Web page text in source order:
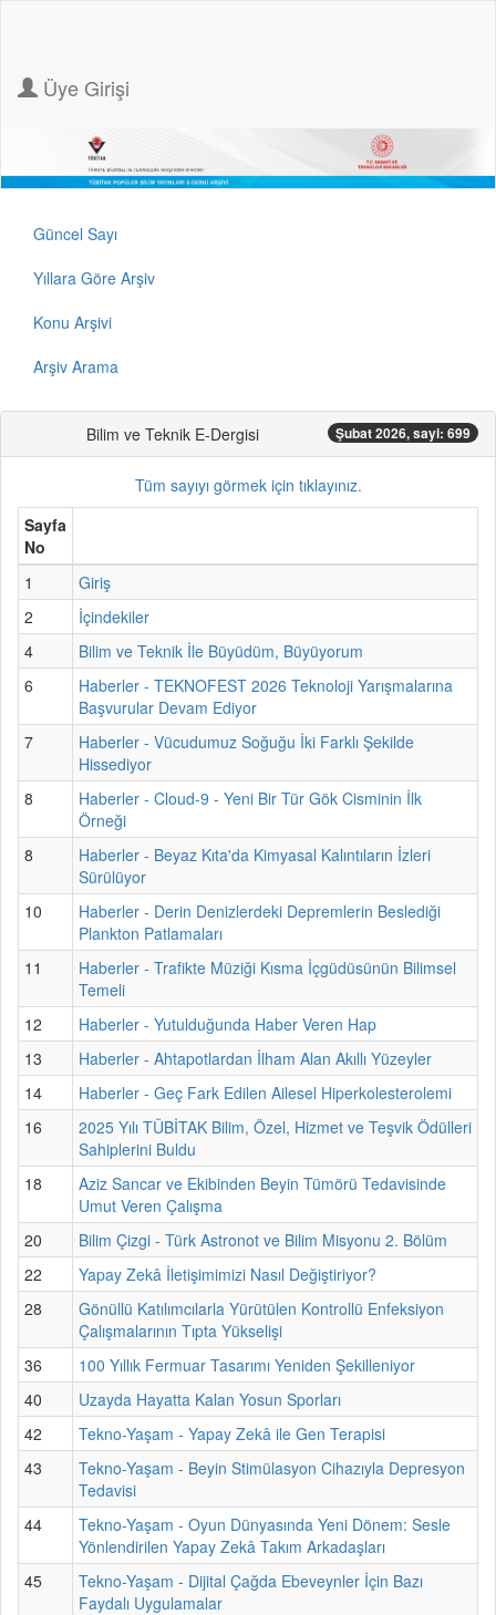
Üye Girişi
Güncel Sayı
Yıllara Göre Arşiv
Konu Arşivi
Arşiv Arama
Bilim ve Teknik E-Dergisi Şubat 2026, sayi: 699
Tüm sayıyı görmek için tıklayınız.
Sayfa
No
1
Giriş
2
İçindekiler
4
Bilim ve Teknik İle Büyüdüm, Büyüyorum
6
Haberler - TEKNOFEST 2026 Teknoloji Yarışmalarına
Başvurular Devam Ediyor
7
Haberler - Vücudumuz Soğuğu İki Farklı Şekilde
Hissediyor
8
Haberler - Cloud-9 - Yeni Bir Tür Gök Cisminin İlk
Örneği
8
Haberler - Beyaz Kıta'da Kimyasal Kalıntıların İzleri
Sürülüyor
10
Haberler - Derin Denizlerdeki Depremlerin Beslediği
Plankton Patlamaları
11
Haberler - Trafikte Müziği Kısma İçgüdüsünün Bilimsel
Temeli
12
Haberler - Yutulduğunda Haber Veren Hap
13
Haberler - Ahtapotlardan İlham Alan Akıllı Yüzeyler
14
Haberler - Geç Fark Edilen Ailesel Hiperkolesterolemi
16
2025 Yılı TÜBİTAK Bilim, Özel, Hizmet ve Teşvik Ödülleri
Sahiplerini Buldu
18
Aziz Sancar ve Ekibinden Beyin Tümörü Tedavisinde
Umut Veren Çalışma
20
Bilim Çizgi - Türk Astronot ve Bilim Misyonu 2. Bölüm
22
Yapay Zekâ İletişimimizi Nasıl Değiştiriyor?
28
Gönüllü Katılımcılarla Yürütülen Kontrollü Enfeksiyon
Çalışmalarının Tıpta Yükselişi
36
100 Yıllık Fermuar Tasarımı Yeniden Şekilleniyor
40
Uzayda Hayatta Kalan Yosun Sporları
42
Tekno-Yaşam - Yapay Zekâ ile Gen Terapisi
43
Tekno-Yaşam - Beyin Stimülasyon Cihazıyla Depresyon
Tedavisi
44
Tekno-Yaşam - Oyun Dünyasında Yeni Dönem: Sesle
Yönlendirilen Yapay Zekâ Takım Arkadaşları
45
Tekno-Yaşam - Dijital Çağda Ebeveynler İçin Bazı
Faydalı Uygulamalar